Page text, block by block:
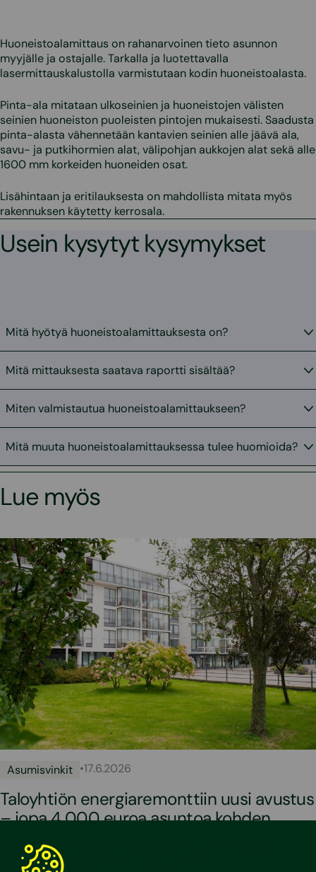
Huoneistoalamittaus on rahanarvoinen tieto asunnon
myyjälle ja ostajalle. Tarkalla ja luotettavalla
lasermittauskalustolla varmistutaan kodin huoneistoalasta.
Pinta-ala mitataan ulkoseinien ja huoneistojen välisten
seinien huoneiston puoleisten pintojen mukaisesti. Saadusta
pinta-alasta vähennetään kantavien seinien alle jäävä ala,
savu- ja putkihormien alat, välipohjan aukkojen alat sekä alle
1600 mm korkeiden huoneiden osat.
Lisähintaan ja eritilauksesta on mahdollista mitata myös
rakennuksen käytetty kerrosala.
Usein kysytyt kysymykset
Mitä hyötyä huoneistoalamittauksesta on?
Mitä mittauksesta saatava raportti sisältää?
Miten valmistautua huoneistoalamittaukseen?
Mitä muuta huoneistoalamittauksessa tulee huomioida?
Lue myös
Asumisvinkit •17.6.2026
Taloyhtiön energiaremonttiin uusi avustus
– jopa 4 000 euroa asuntoa kohden
Sopisiko avustus sinun taloyhtiöösi? Varaa maksuton
alkukeskustelu asiantuntijamme kanssa!